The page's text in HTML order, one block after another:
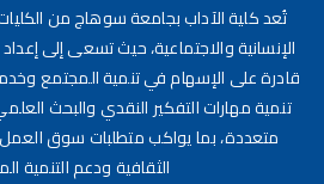
تُعد كلية الآداب بجامعة سوهاج من
الإنسانية والاجتماعية، حيث تسعى إلى
قادرة على الإسهام في تنمية المجتمع
تنمية مهارات التفكير النقدي والبحث
متعددة، بما يواكب متطلبات سوق
الثقافية ودعم التنمية